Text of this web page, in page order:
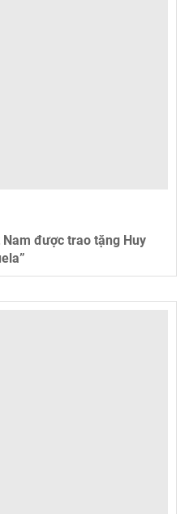
được trao tặng Huy